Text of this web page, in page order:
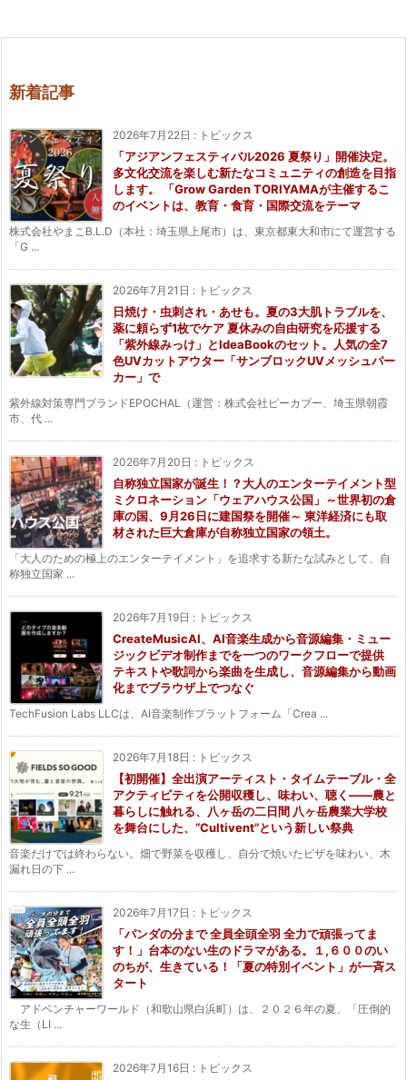
新着記事
2026年7月22日 : トピックス
「アジアンフェスティバル2026 夏祭り」開催決定。
多文化交流を楽しむ新たなコミュニティの創造を目指
します。 「Grow Garden TORIYAMAが主催するこ
のイベントは、教育・食育・国際交流をテーマ
株式会社やまこB.L.D（本社：埼玉県上尾市）は、東京都東大和市にて運営する
「G ...
2026年7月21日 : トピックス
日焼け・虫刺され・あせも。夏の3大肌トラブルを、
薬に頼らず1枚でケア 夏休みの自由研究を応援する
「紫外線みっけ」とIdeaBookのセット。人気の全7
色UVカットアウター「サンブロックUVメッシュパー
カー」で
紫外線対策専門ブランドEPOCHAL（運営：株式会社ピーカブー、埼玉県朝霞
市、代 ...
2026年7月20日 : トピックス
自称独立国家が誕生！？大人のエンターテイメント型
ミクロネーション「ウェアハウス公国」～世界初の倉
庫の国、9月26日に建国祭を開催～ 東洋経済にも取
材された巨大倉庫が自称独立国家の領土。
「大人のための極上のエンターテイメント」を追求する新たな試みとして、自
称独立国家 ...
2026年7月19日 : トピックス
CreateMusicAI、AI音楽生成から音源編集・ミュー
ジックビデオ制作までを一つのワークフローで提供
テキストや歌詞から楽曲を生成し、音源編集から動画
化までブラウザ上でつなぐ
TechFusion Labs LLCは、AI音楽制作プラットフォーム「Crea ...
2026年7月18日 : トピックス
【初開催】全出演アーティスト・タイムテーブル・全
アクティビティを公開収穫し、味わい、聴く——農と
暮らしに触れる、八ヶ岳の二日間 八ヶ岳農業大学校
を舞台にした、“Cultivent”という新しい祭典
音楽だけでは終わらない。畑で野菜を収穫し、自分で焼いたピザを味わい、木
漏れ日の下 ...
2026年7月17日 : トピックス
「パンダの分まで 全員全頭全羽 全力で頑張ってま
す！」台本のない生のドラマがある。１,６００のい
のちが、生きている！「夏の特別イベント」が一斉ス
タート
アドベンチャーワールド（和歌山県白浜町）は、２０２６年の夏、「圧倒的
な生（LI ...
2026年7月16日 : トピックス